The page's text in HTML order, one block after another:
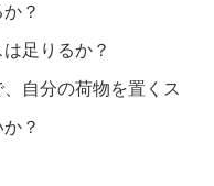
？
足りるか？
自分の荷物を置くス
？